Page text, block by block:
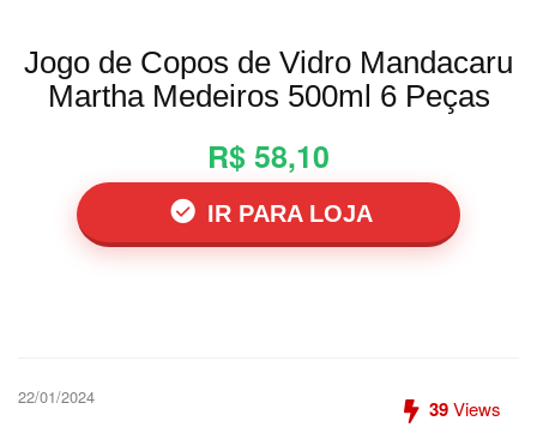
Jogo de Copos de Vidro Mandacaru
Martha Medeiros 500ml 6 Peças
R$ 58,10
IR PARA LOJA
22/01/2024 39Views